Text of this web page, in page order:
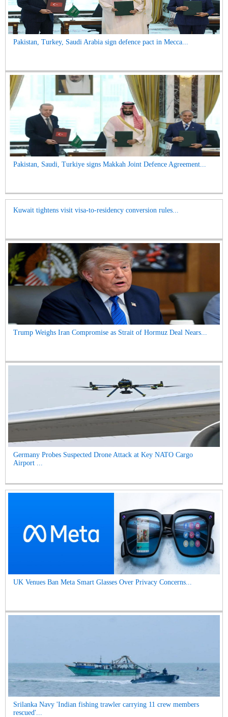
Pakistan, Turkey, Saudi Arabia sign defence pact in Mecca...
Pakistan, Saudi, Turkiye signs Makkah Joint Defence Agreement...
Kuwait tightens visit visa-to-residency conversion rules...
Trump Weighs Iran Compromise as Strait of Hormuz Deal Nears...
Germany Probes Suspected Drone Attack at Key NATO Cargo
Airport ...
UK Venues Ban Meta Smart Glasses Over Privacy Concerns...
Srilanka Navy 'Indian fishing trawler carrying 11 crew members
rescued'...